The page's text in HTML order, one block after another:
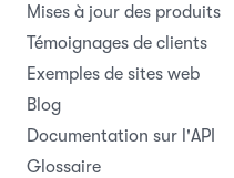
Mises à jour des produits
Témoignages de clients
Exemples de sites web
Blog
Documentation sur l'API
Glossaire